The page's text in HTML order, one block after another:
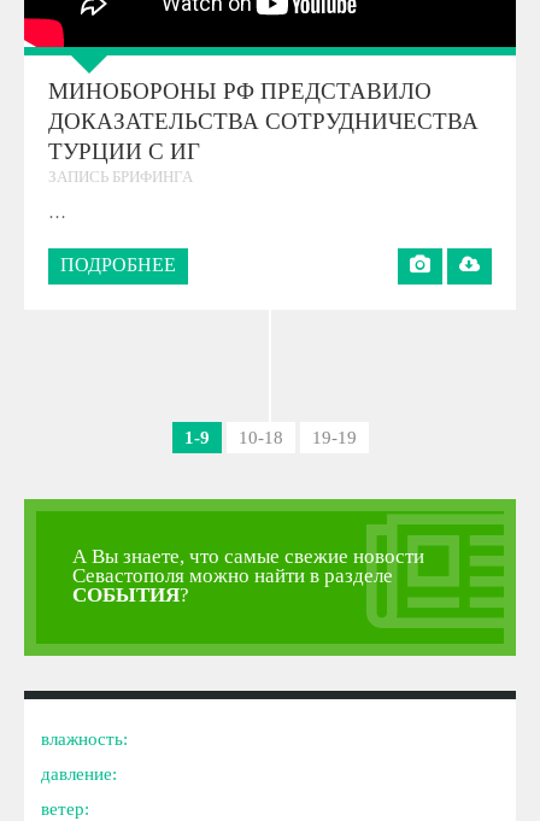
МИНОБОРОНЫ РФ ПРЕДСТАВИЛО
ДОКАЗАТЕЛЬСТВА СОТРУДНИЧЕСТВА
ТУРЦИИ С ИГ
ЗАПИСЬ БРИФИНГА
…
ПОДРОБНЕЕ
1-9 10-18 19-19
А Вы знаете, что самые свежие новости
Севастополя можно найти в разделе
СОБЫТИЯ?
влажность:
давление:
ветер: